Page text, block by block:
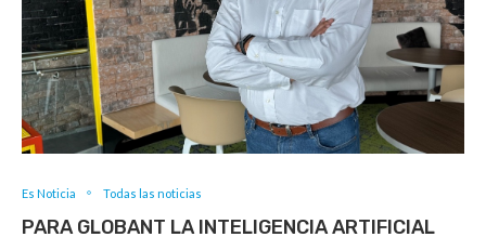
Es Noticia Todas las noticias
PARA GLOBANT LA INTELIGENCIA ARTIFICIAL